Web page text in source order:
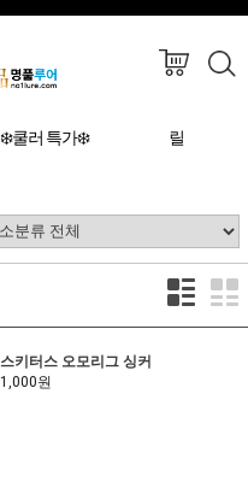
❄️쿨러 특가❄️ 릴
스키터스 오모리그 싱커
1,000원